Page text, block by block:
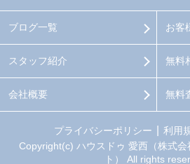
ブログ一覧
スタッフ紹介
会社概要
お客
無料
無料
プライバシーポリシー 利用
Copyright(c) ハウスドゥ 愛西（株式
ト） All rights